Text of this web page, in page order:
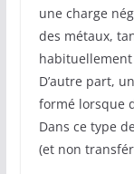
une charge
des métaux,
D’autre part,
formé lorsque
Dans ce type
(et non